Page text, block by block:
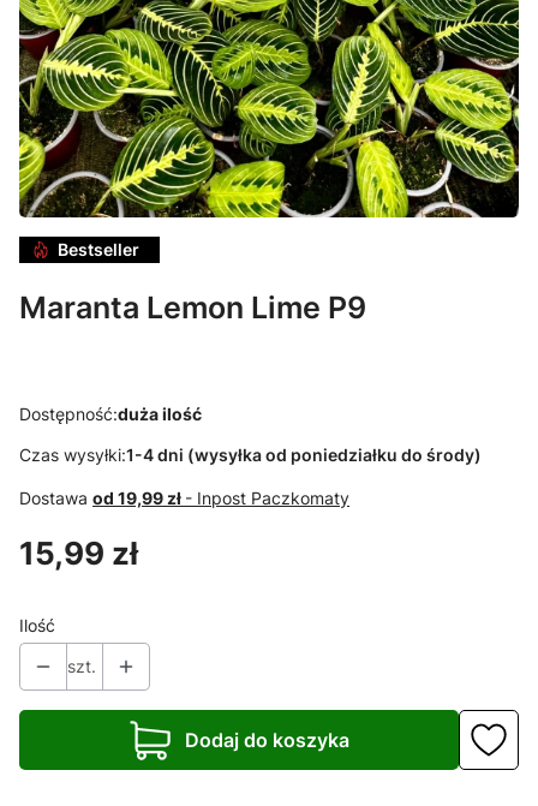
Bestseller
Maranta Lemon Lime P9
Dostępność:duża ilość
Czas wysyłki:1-4 dni (wysyłka od poniedziałku do środy)
Dostawa od 19,99 zł - Inpost Paczkomaty
Cena
15,99 zł
Ilość
szt.
Dodaj do koszyka